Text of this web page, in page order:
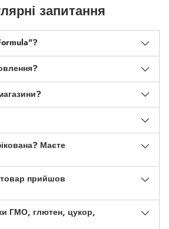
запитання
Маєте
прийшов
ГМО, глютен, цукор,